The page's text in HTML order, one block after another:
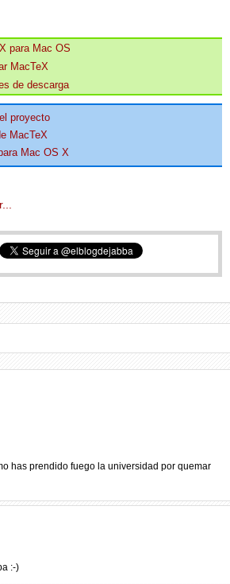
para Mac OS
MacTeX
de descarga
proyecto
MacTeX
Mac OS X
has prendido fuego la universidad por quemar
:-)